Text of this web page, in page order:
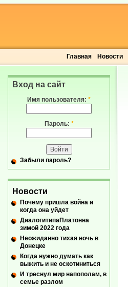
Главная Новости
Вход на сайт
Имя пользователя: *
Пароль: *
Забыли пароль?
Новости
Почему пришла война и
когда она уйдет
ДиалогитипаПлатонна
зимой 2022 года
Неожиданно тихая ночь в
Донецке
Когда нужно думать как
выжить и не оскотиниться
И треснул мир напополам, в
семье разлом